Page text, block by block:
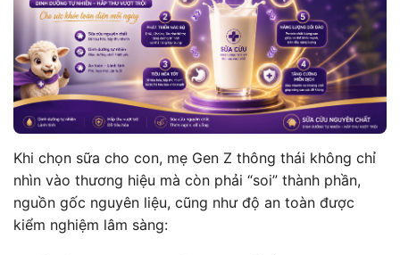
Khi chọn sữa cho con, mẹ Gen Z thông thái không chỉ
nhìn vào thương hiệu mà còn phải “soi” thành phần,
nguồn gốc nguyên liệu, cũng như độ an toàn được
kiểm nghiệm lâm sàng: